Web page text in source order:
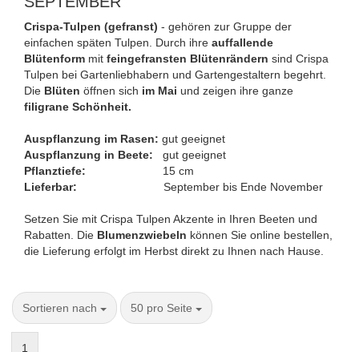
Crispa-Tulpen (gefranst) - gehören zur Gruppe der
einfachen späten Tulpen. Durch ihre auffallende
Blütenform mit feingefransten Blütenrändern sind Crispa
Tulpen bei Gartenliebhabern und Gartengestaltern begehrt.
Die Blüten öffnen sich im Mai und zeigen ihre ganze
filigrane Schönheit.
Auspflanzung im Rasen: gut geeignet
Auspflanzung in Beete: gut geeignet
Pflanztiefe: 15 cm
Lieferbar: September bis Ende November
Setzen Sie mit Crispa Tulpen Akzente in Ihren Beeten und
Rabatten. Die Blumenzwiebeln können Sie online bestellen,
die Lieferung erfolgt im Herbst direkt zu Ihnen nach Hause.
Sortieren nach 50 pro Seite
1